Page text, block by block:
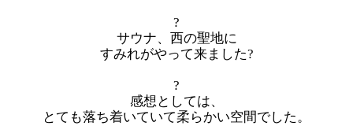
?
サウナ、西の聖地に
すみれがやって来ました?
?
感想としては、
とても落ち着いていて柔らかい空間でした。